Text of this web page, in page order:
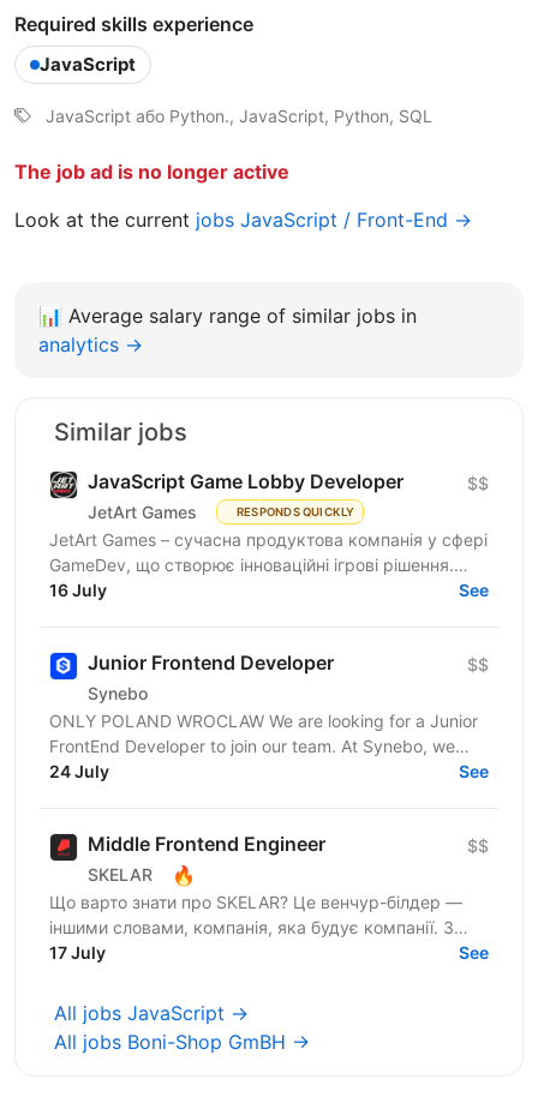
Required skills experience
JavaScript
JavaScript або Python., JavaScript, Python, SQL
The job ad is no longer active
Look at the current jobs JavaScript / Front-End →
📊 Average salary range of similar jobs in
analytics →
Similar jobs
JavaScript Game Lobby Developer
JetArt Games RESPONDS QUICKLY
$$
JetArt Games – сучасна продуктова компанія у сфері
GameDev, що створює інноваційні ігрові рішення.
Шукаємо JavaScript Developer, якому затісно в
16 July See
Junior Frontend Developer
Synebo
$$
ONLY POLAND WROCLAW We are looking for a Junior
FrontEnd Developer to join our team. At Synebo, we
deliver Salesforce solutions with quality,...
24 July See
Middle Frontend Engineer
SKELAR 🔥
$$
Що варто знати про SKELAR? Це венчур-білдер —
іншими словами, компанія, яка будує компанії. З
нами фаундери створюють consumer-бізнеси, які
17 July See
All jobs JavaScript →
All jobs Boni-Shop GmBH →